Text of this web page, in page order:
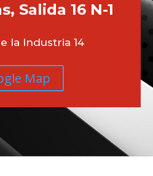
Salida 16 N-1
la Industria 14
Map